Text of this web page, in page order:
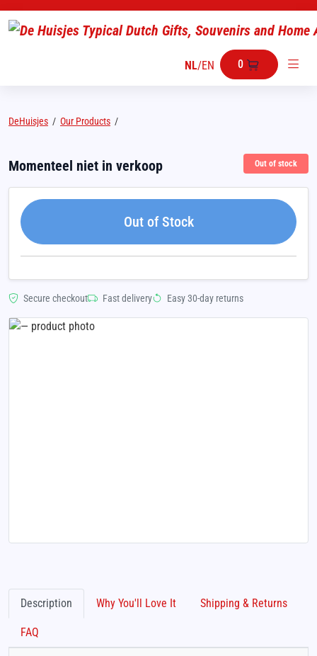
NL/EN 0
DeHuisjes / Our Products /
Momenteel niet in verkoop Out of stock
Out of Stock
Secure checkout Fast delivery Easy 30-day returns
Description Why You'll Love It Shipping & Returns
FAQ